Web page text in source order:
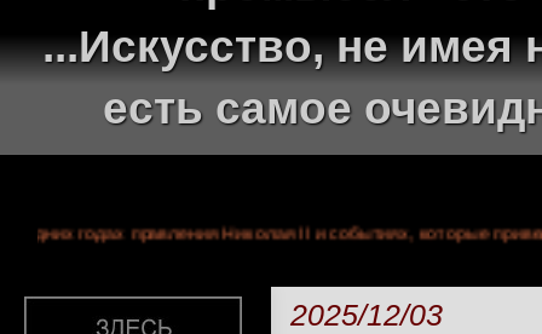
...Искусство, не
есть самое
О последних годах правления Николая II и событиях, которые
2025/12/03